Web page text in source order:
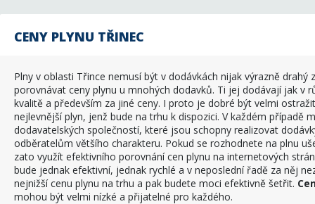
CENY PLYNU TŘINEC
Plny v oblasti Třince nemusí být v dodávkách nijak výrazně drahý
porovnávat ceny plynu u mnohých dodavků. Ti jej dodávají jak v
kvalitě a především za jiné ceny. I proto je dobré být velmi
nejlevnější plyn, jenž bude na trhu k dispozici. V každém případě
dodavatelských společností, které jsou schopny realizovat
odběratelům většího charakteru. Pokud se rozhodnete na plnu
zato využít efektivního porovnání cen plynu na internetových
bude jednak efektivní, jednak rychlé a v neposlední řadě za něj
nejnižší cenu plynu na trhu a pak budete moci efektivně šetřit.
mohou být velmi nízké a přijatelné pro každého.